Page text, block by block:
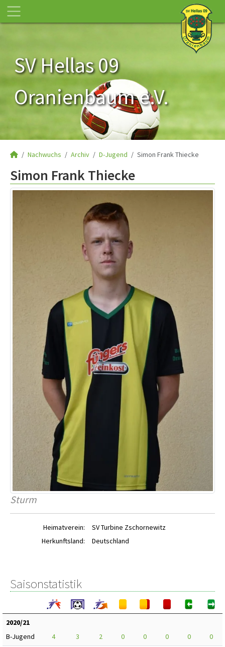
SV Hellas 09
Oranienbaum e.V.
Nachwuchs Archiv D-Jugend Simon Frank Thiecke
Simon Frank Thiecke
Sturm
Heimatverein:
SV Turbine Zschornewitz
Herkunftsland:
Deutschland
Saisonstatistik
2020/21
B-Jugend
4 3 2 0 0 0 0
0